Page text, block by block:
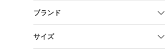
ブランド
サイズ